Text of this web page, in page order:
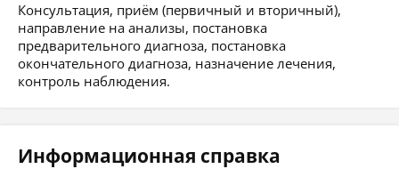
Консультация, приём (первичный и вторичный),
направление на анализы, постановка
предварительного диагноза, постановка
окончательного диагноза, назначение лечения,
контроль наблюдения.
Информационная справка